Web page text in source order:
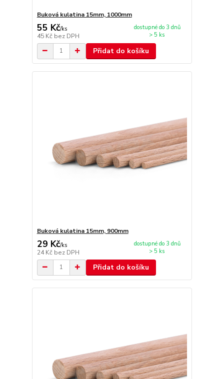
Buková kulatina 15mm, 1000mm
55 Kč/ks
45 Kč bez DPH
dostupné do 3 dnů
> 5 ks
Přidat do košíku
Buková kulatina 15mm, 900mm
29 Kč/ks
24 Kč bez DPH
dostupné do 3 dnů
> 5 ks
Přidat do košíku